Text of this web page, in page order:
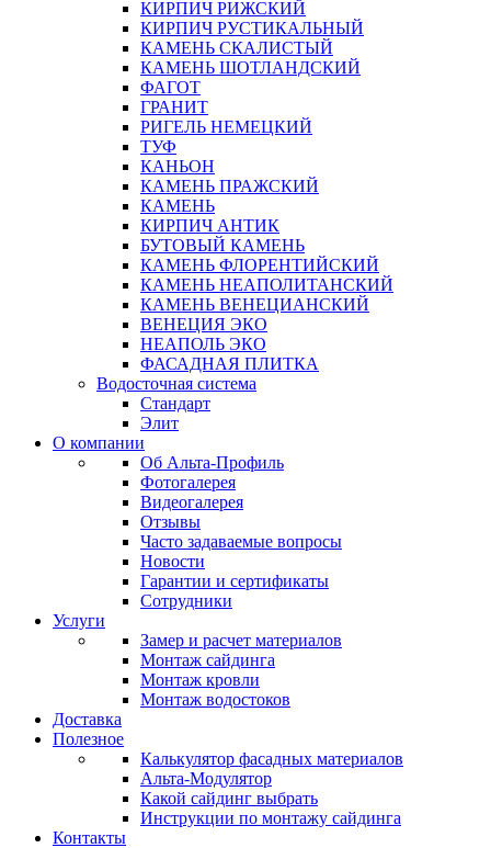
КИРПИЧ РИЖСКИЙ
КИРПИЧ РУСТИКАЛЬНЫЙ
КАМЕНЬ СКАЛИСТЫЙ
КАМЕНЬ ШОТЛАНДСКИЙ
ФАГОТ
ГРАНИТ
РИГЕЛЬ НЕМЕЦКИЙ
ТУФ
КАНЬОН
КАМЕНЬ ПРАЖСКИЙ
КАМЕНЬ
КИРПИЧ АНТИК
БУТОВЫЙ КАМЕНЬ
КАМЕНЬ ФЛОРЕНТИЙСКИЙ
КАМЕНЬ НЕАПОЛИТАНСКИЙ
КАМЕНЬ ВЕНЕЦИАНСКИЙ
ВЕНЕЦИЯ ЭКО
НЕАПОЛЬ ЭКО
ФАСАДНАЯ ПЛИТКА
Водосточная система
Стандарт
Элит
О компании
Об Альта-Профиль
Фотогалерея
Видеогалерея
Отзывы
Часто задаваемые вопросы
Новости
Гарантии и сертификаты
Сотрудники
Услуги
Замер и расчет материалов
Монтаж сайдинга
Монтаж кровли
Монтаж водостоков
Доставка
Полезное
Калькулятор фасадных материалов
Альта-Модулятор
Какой сайдинг выбрать
Инструкции по монтажу сайдинга
Контакты